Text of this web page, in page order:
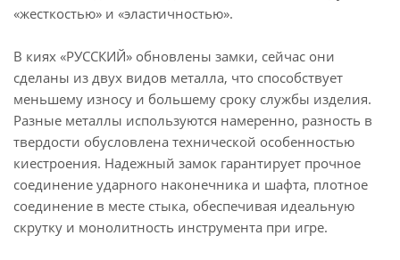
«жесткостью» и «эластичностью».
В киях «РУССКИЙ» обновлены замки, сейчас они
сделаны из двух видов металла, что способствует
меньшему износу и большему сроку службы изделия.
Разные металлы используются намеренно, разность в
твердости обусловлена технической особенностью
киестроения. Надежный замок гарантирует прочное
соединение ударного наконечника и шафта, плотное
соединение в месте стыка, обеспечивая идеальную
скрутку и монолитность инструмента при игре.